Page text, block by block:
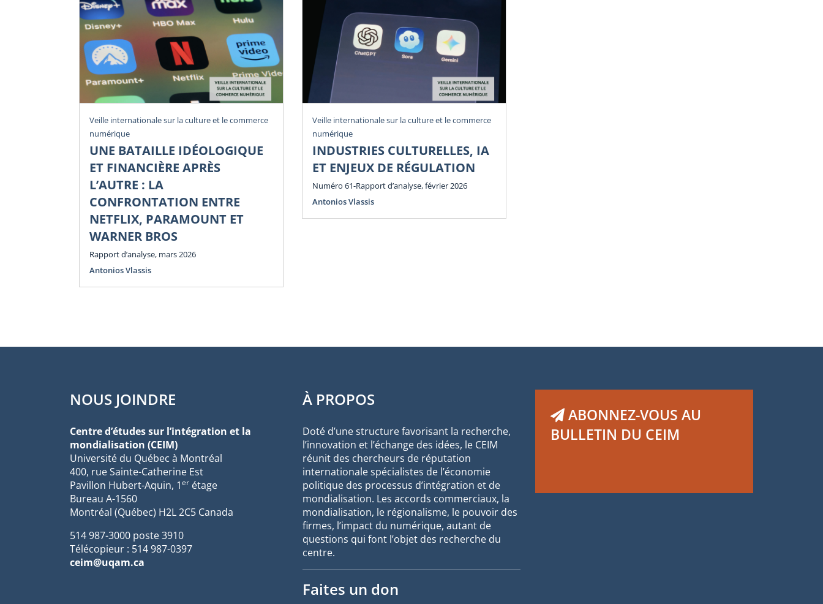
Veille internationale sur la culture et le commerce
numérique
UNE BATAILLE IDÉOLOGIQUE
ET FINANCIÈRE APRÈS
L’AUTRE : LA
CONFRONTATION ENTRE
NETFLIX, PARAMOUNT ET
WARNER BROS
Rapport d’analyse, mars 2026
Antonios Vlassis
Veille internationale sur la culture et le commerce
numérique
INDUSTRIES CULTURELLES, IA
ET ENJEUX DE RÉGULATION
Numéro 61-Rapport d’analyse, février 2026
Antonios Vlassis
NOUS JOINDRE
Centre d’études sur l’intégration et la
mondialisation (CEIM)
Université du Québec à Montréal
400, rue Sainte-Catherine Est
Pavillon Hubert-Aquin, 1er étage
Bureau A-1560
Montréal (Québec) H2L 2C5 Canada
514 987-3000 poste 3910
Télécopieur : 514 987-0397
ceim@uqam.ca
À PROPOS
Doté d’une structure favorisant la recherche,
l’innovation et l’échange des idées, le CEIM
réunit des chercheurs de réputation
internationale spécialistes de l’économie
politique des processus d’intégration et de
mondialisation. Les accords commerciaux, la
mondialisation, le régionalisme, le pouvoir des
firmes, l’impact du numérique, autant de
questions qui font l’objet des recherche du
centre.
Faites un don
ABONNEZ-VOUS AU
BULLETIN DU CEIM